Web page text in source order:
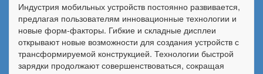
Индустрия мобильных устройств постоянно развивается,
предлагая пользователям инновационные технологии и
новые форм-факторы. Гибкие и складные дисплеи
открывают новые возможности для создания устройств с
трансформируемой конструкцией. Технологии быстрой
зарядки продолжают совершенствоваться, сокращая